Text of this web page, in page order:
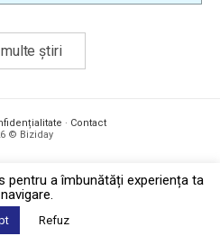
știri
· Contact
© Biziday
a îmbunătăți experiența ta
Refuz